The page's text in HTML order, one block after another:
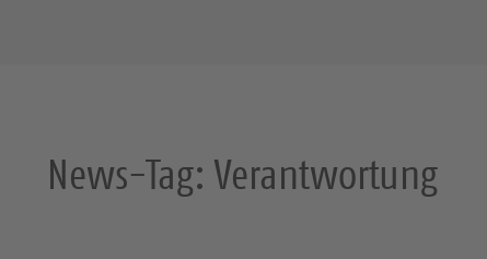
News-Tag: Verantwortung